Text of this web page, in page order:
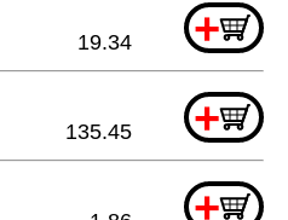
+
19.34
+
135.45
+